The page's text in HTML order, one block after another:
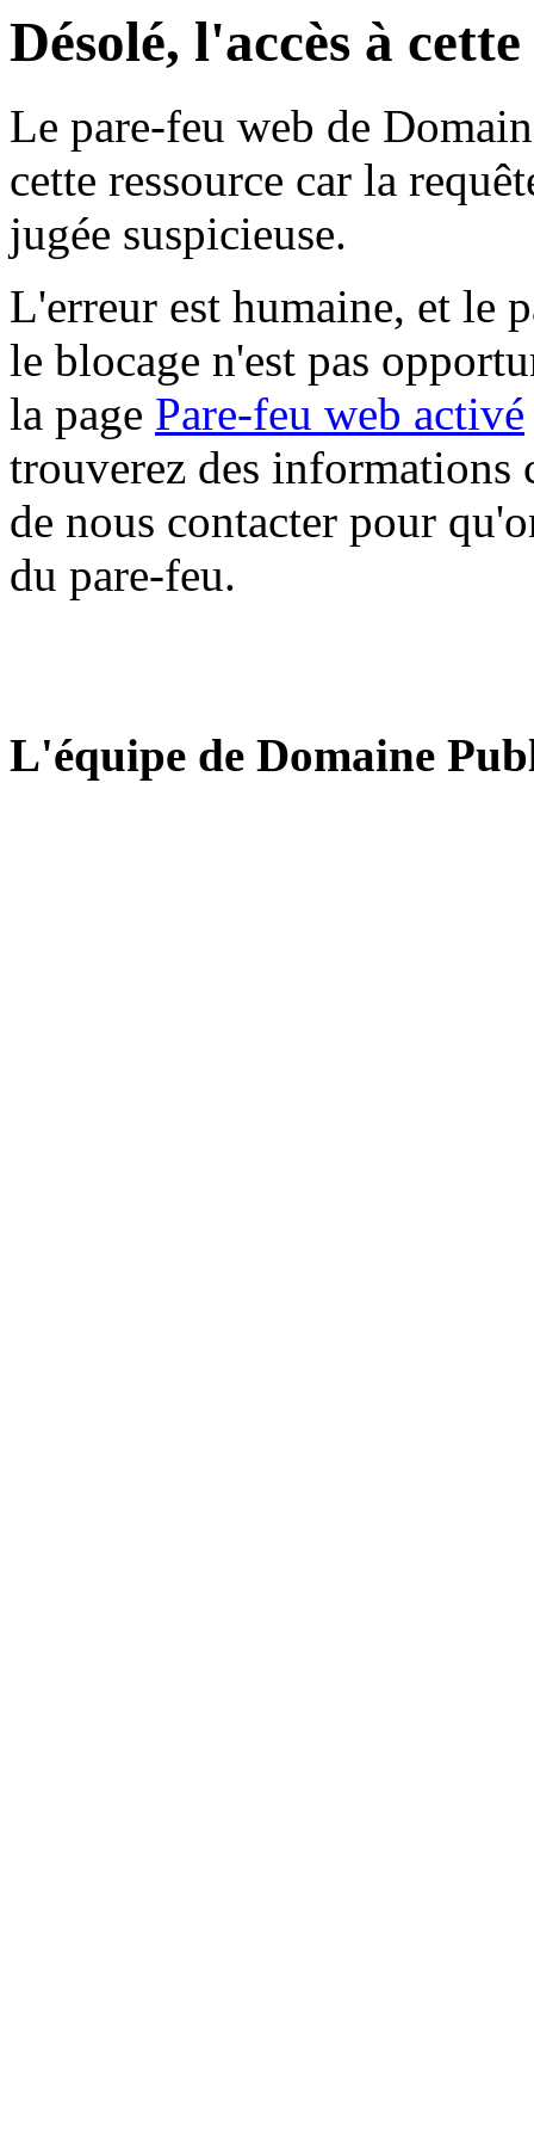
Désolé, l'accès à
Le pare-feu web de
cette ressource car la
jugée suspicieuse.
L'erreur est humaine, et le
le blocage n'est pas
la page Pare-feu web activé
trouverez des informations
de nous contacter pour
du pare-feu.
L'équipe de Domaine